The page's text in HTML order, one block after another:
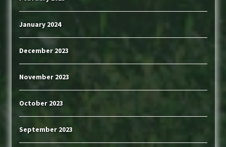
January 2024
December 2023
November 2023
October 2023
September 2023